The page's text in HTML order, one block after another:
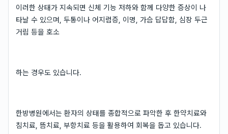
이러한 상태가 지속되면 신체 기능 저하와 함께 다양한 증상이 나
타날 수 있으며, 두통이나 어지럼증, 이명, 가슴 답답함, 심장 두근
거림 등을 호소
하는 경우도 있습니다.
한방병원에서는 환자의 상태를 종합적으로 파악한 후 한약치료와
침치료, 뜸치료, 부항치료 등을 활용하여 회복을 돕고 있습니다.